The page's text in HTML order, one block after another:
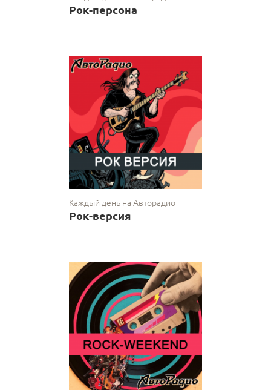
Рок-персона
Каждый день на Авторадио
Рок-версия